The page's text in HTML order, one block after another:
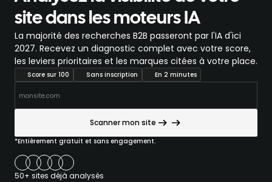
site dans les moteurs IA
La majorité des recherches B2B passeront par l'IA d'ici
2027. Recevez un diagnostic complet avec votre score,
les leviers prioritaires et les marques citées à votre place.
Score sur 100 Sans inscription En 2 minutes
Scanner mon site
*Entièrement gratuit et sans engagement.
50+ sites déjà analysés